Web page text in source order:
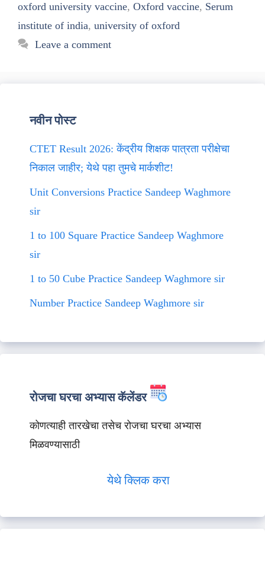
oxford university vaccine, Oxford vaccine, Serum
institute of india, university of oxford
Leave a comment
नवीन पोस्ट
CTET Result 2026: केंद्रीय शिक्षक पात्रता परीक्षेचा
निकाल जाहीर; येथे पहा तुमचे मार्कशीट!
Unit Conversions Practice Sandeep Waghmore
sir
1 to 100 Square Practice Sandeep Waghmore
sir
1 to 50 Cube Practice Sandeep Waghmore sir
Number Practice Sandeep Waghmore sir
रोजचा घरचा अभ्यास कॅलेंडर
कोणत्याही तारखेचा तसेच रोजचा घरचा अभ्यास
मिळवण्यासाठी
येथे क्लिक करा